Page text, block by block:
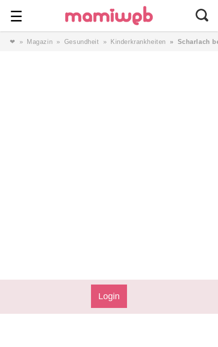
☰ ⎯ Wir lieben Familie ⎯
❤ Magazin Gesundheit Kinderkrankheiten Scharlach
Login